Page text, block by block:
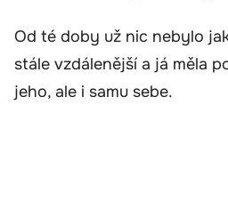
Od té doby už nic nebylo
stále vzdálenější a já měla
jeho, ale i samu sebe.